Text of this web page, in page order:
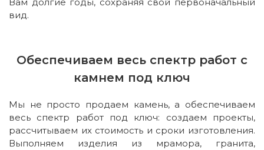
вид.
Обеспечиваем весь спектр работ с
камнем под ключ
Мы не просто продаем камень, а обеспечиваем
весь спектр работ под ключ: создаем проекты,
рассчитываем их стоимость и сроки изготовления.
Выполняем изделия из мрамора, гранита,